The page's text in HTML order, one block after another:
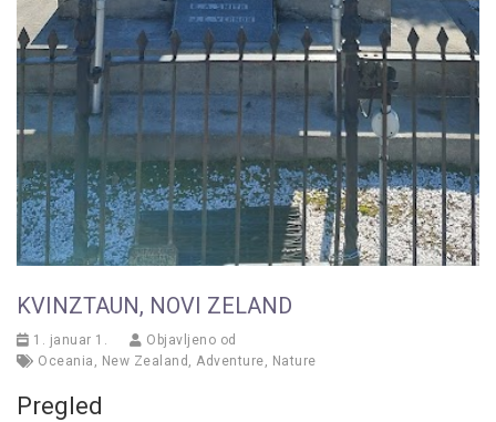
KVINZTAUN, NOVI ZELAND
1. januar 1.
Objavljeno od
Oceania , New Zealand , Adventure, Nature
Pregled